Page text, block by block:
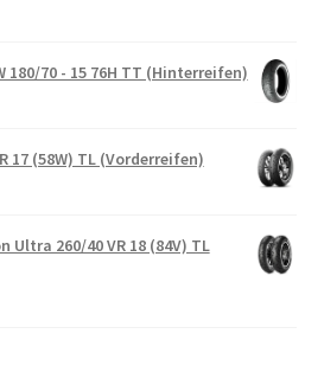
180/70 - 15 76H TT (Hinterreifen)
17 (58W) TL (Vorderreifen)
Ultra 260/40 VR 18 (84V) TL